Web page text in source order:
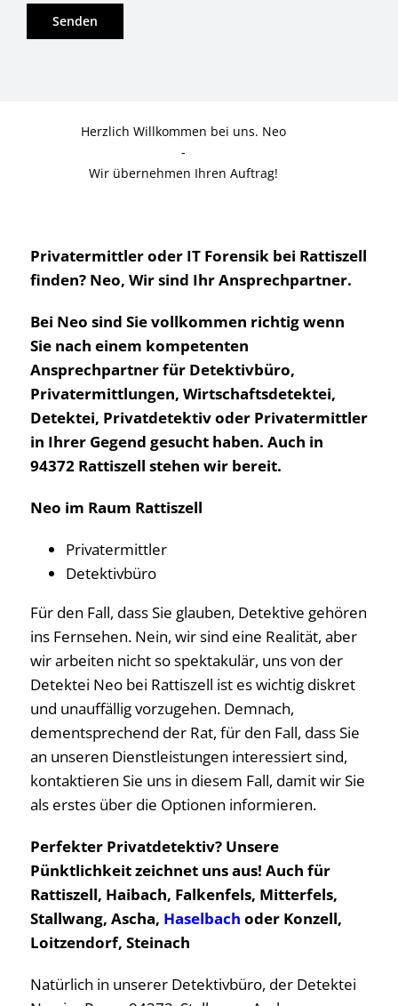
Herzlich Willkommen bei uns. Neo
-
Wir übernehmen Ihren Auftrag!
Privatermittler oder IT Forensik bei Rattiszell
finden? Neo, Wir sind Ihr Ansprechpartner.
Bei Neo sind Sie vollkommen richtig wenn
Sie nach einem kompetenten
Ansprechpartner für Detektivbüro,
Privatermittlungen, Wirtschaftsdetektei,
Detektei, Privatdetektiv oder Privatermittler
in Ihrer Gegend gesucht haben. Auch in
94372 Rattiszell stehen wir bereit.
Neo im Raum Rattiszell
Privatermittler
Detektivbüro
Für den Fall, dass Sie glauben, Detektive gehören
ins Fernsehen. Nein, wir sind eine Realität, aber
wir arbeiten nicht so spektakulär, uns von der
Detektei Neo bei Rattiszell ist es wichtig diskret
und unauffällig vorzugehen. Demnach,
dementsprechend der Rat, für den Fall, dass Sie
an unseren Dienstleistungen interessiert sind,
kontaktieren Sie uns in diesem Fall, damit wir Sie
als erstes über die Optionen informieren.
Perfekter Privatdetektiv? Unsere
Pünktlichkeit zeichnet uns aus! Auch für
Rattiszell, Haibach, Falkenfels, Mitterfels,
Stallwang, Ascha, Haselbach oder Konzell,
Loitzendorf, Steinach
Natürlich in unserer Detektivbüro, der Detektei